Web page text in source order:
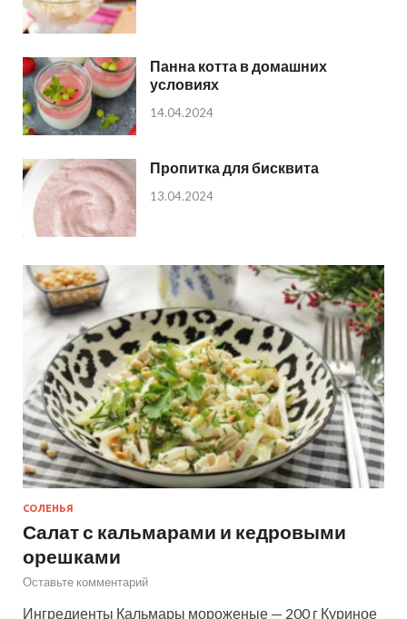
Панна котта в домашних
условиях
14.04.2024
Пропитка для бисквита
13.04.2024
СОЛЕНЬЯ
Салат с кальмарами и кедровыми
орешками
Оставьте комментарий
Ингредиенты Кальмары мороженые — 200 г Куриное